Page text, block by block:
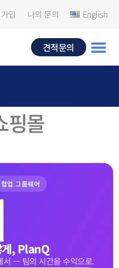
입 나의 문의 English
견적문의
핑몰
업 그룹웨어
게, PlanQ
서 — 팀의 시간을 수익으로.